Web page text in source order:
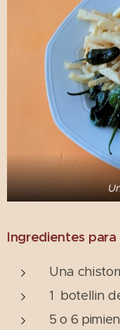
Ingredientes para
Una
1 botellin
5 o 6